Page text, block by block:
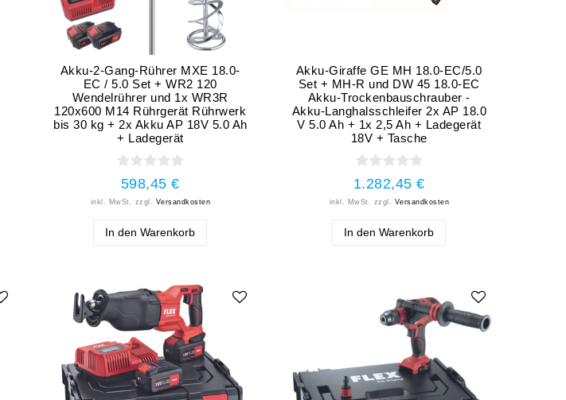
Akku-2-Gang-Rührer MXE 18.0-
EC / 5.0 Set + WR2 120
Wendelrührer und 1x WR3R
120x600 M14 Rührgerät Rührwerk
bis 30 kg + 2x Akku AP 18V 5.0 Ah
+ Ladegerät
598,45 €
inkl. MwSt. zzgl. Versandkosten
In den Warenkorb
Akku-Giraffe GE MH 18.0-EC/5.0
Set + MH-R und DW 45 18.0-EC
Akku-Trockenbauschrauber -
Akku-Langhalsschleifer 2x AP 18.0
V 5.0 Ah + 1x 2,5 Ah + Ladegerät
18V + Tasche
1.282,45 €
inkl. MwSt. zzgl. Versandkosten
In den Warenkorb